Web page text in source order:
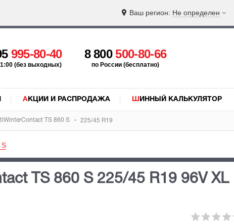
Ваш регион: Не определен
995-80-40
(без выходных)
8 800500-80-66
по России (бесплатно)
АКЦИИ И РАСПРОДАЖА ШИННЫЙ КАЛЬКУЛЯТОР
TS 860 S 225/45 R19
S
TS 860 S 225/45 R19 96V XL